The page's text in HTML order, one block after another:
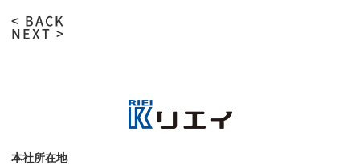
< BACK
NEXT >
本社所在地